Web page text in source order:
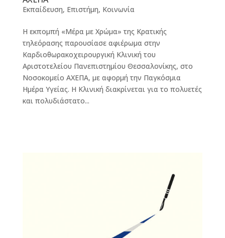
Εκπαίδευση, Επιστήμη, Κοινωνία
Η εκπομπή «Μέρα με Χρώμα» της Κρατικής
τηλεόρασης παρουσίασε αφιέρωμα στην
Καρδιοθωρακοχειρουργική Κλινική του
Αριστοτελείου Πανεπιστημίου Θεσσαλονίκης, στο
Νοσοκομείο ΑΧΕΠΑ, με αφορμή την Παγκόσμια
Ημέρα Υγείας. Η Κλινική διακρίνεται για το πολυετές
και πολυδιάστατο...